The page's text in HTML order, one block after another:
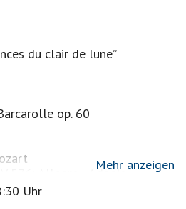
du clair de lune”
op. 60
576: Allegro - Adagio –
Mehr anzeigen
Uhr